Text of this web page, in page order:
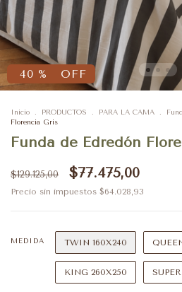
40 % OFF
Inicio . PRODUCTOS . PARA LA CAMA .
Florencia Gris
Funda de Edredón
$129.125,00 $77.475,00
Precio sin impuestos $64.028,93
MEDIDA TWIN 160X240
KING 260X250